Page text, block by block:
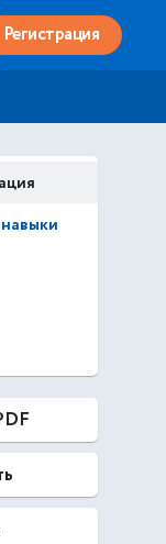
Регистрация